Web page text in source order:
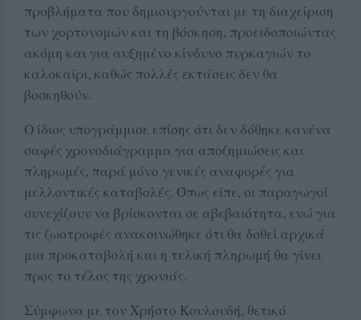
προβλήματα που δημιουργούνται με τη διαχείριση
των χορτονομών και τη βόσκηση, προειδοποιώντας
ακόμη και για αυξημένο κίνδυνο πυρκαγιών το
καλοκαίρι, καθώς πολλές εκτάσεις δεν θα
βοσκηθούν.
Ο ίδιος υπογράμμισε επίσης ότι δεν δόθηκε κανένα
σαφές χρονοδιάγραμμα για αποζημιώσεις και
πληρωμές, παρά μόνο γενικές αναφορές για
μελλοντικές καταβολές. Όπως είπε, οι παραγωγοί
συνεχίζουν να βρίσκονται σε αβεβαιότητα, ενώ για
τις ζωοτροφές ανακοινώθηκε ότι θα δοθεί αρχικά
μια προκαταβολή και η τελική πληρωμή θα γίνει
προς το τέλος της χρονιάς.
Σύμφωνα με τον Χρήστο Κουλουδή, θετικό